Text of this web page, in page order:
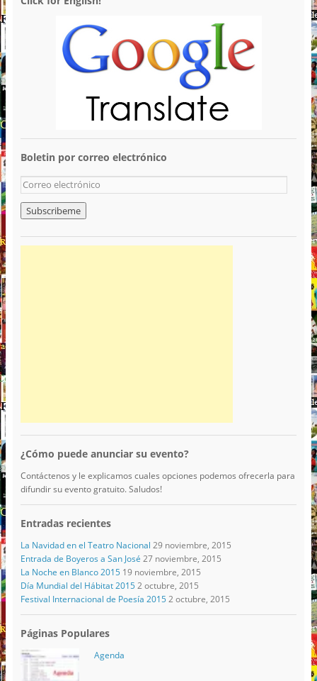
Boletin por correo electrónico
¿Cómo puede anunciar su evento?
Contáctenos y le explicamos cuales opciones podemos ofrecerla para
difundir su evento gratuito. Saludos!
Entradas recientes
La Navidad en el Teatro Nacional 29 noviembre, 2015
Entrada de Boyeros a San José 27 noviembre, 2015
La Noche en Blanco 2015 19 noviembre, 2015
Día Mundial del Hábitat 2015 2 octubre, 2015
Festival Internacional de Poesía 2015 2 octubre, 2015
Páginas Populares
Agenda